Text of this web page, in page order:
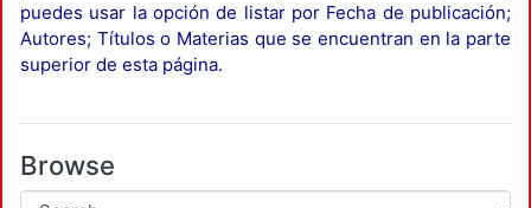
puedes usar la opción de listar por Fecha de publicación;
Autores; Títulos o Materias que se encuentran en la parte
superior de esta página.
Browse